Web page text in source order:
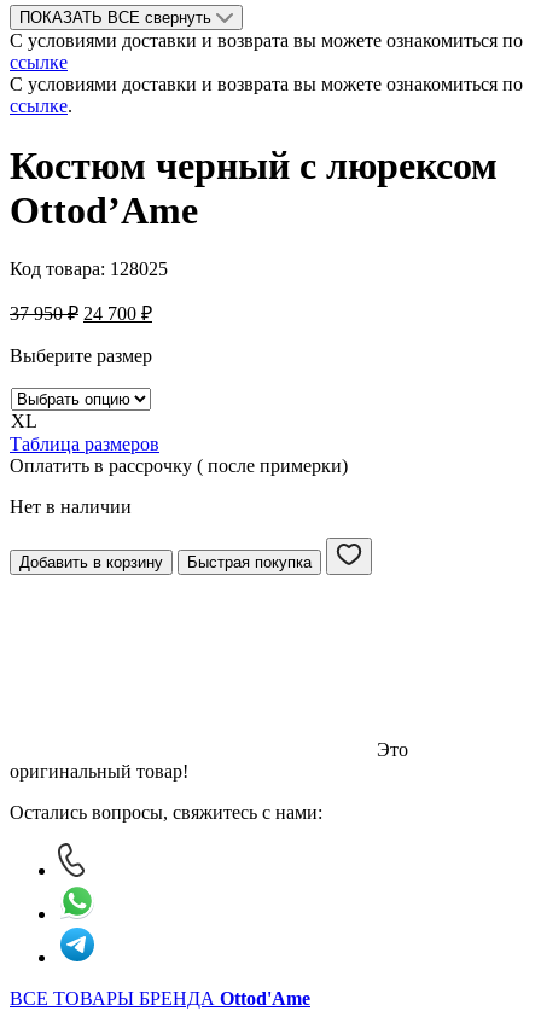
ПОКАЗАТЬ ВСЕ свернуть
С условиями доставки и возврата вы можете ознакомиться по
ссылке
С условиями доставки и возврата вы можете ознакомиться по
ссылке.
Костюм черный с люрексом
Ottod’Ame
Код товара: 128025
37 950₽ 24 700 ₽
Выберите размер
XL
Таблица размеров
Оплатить в рассрочку ( после примерки)
Нет в наличии
Добавить в корзину Быстрая покупка
Это
оригинальный товар!
Остались вопросы, свяжитесь с нами:
ВСЕ ТОВАРЫ БРЕНДА Ottod'Ame